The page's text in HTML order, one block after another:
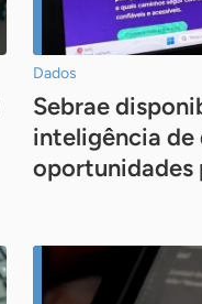
Dados
Sebrae
inteligência de
oportunidades